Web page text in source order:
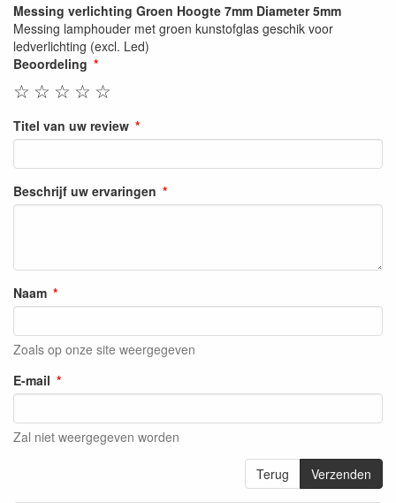
Messing verlichting Groen Hoogte 7mm Diameter 5mm
Messing lamphouder met groen kunstofglas geschik voor
ledverlichting (excl. Led)
Beoordeling
☆
☆
☆
☆
☆
Titel van uw review
Beschrijf uw ervaringen
Naam
Zoals op onze site weergegeven
E-mail
Zal niet weergegeven worden
Terug Verzenden